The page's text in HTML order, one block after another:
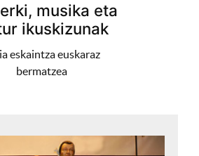
musika eta
ikuskizunak
eskaintza euskaraz
bermatzea